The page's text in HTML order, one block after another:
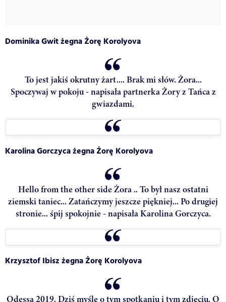
Dominika Gwitżegna Żorę Korolyova
To jest jakiś okrutny żart.... Brak mi słów. Żora...
Spoczywaj w pokoju - napisała partnerka Żory z Tańca z
gwiazdami.
Karolina Gorczycażegna Żorę Korolyova
Hello from the other side Żora .. To był nasz ostatni
ziemski taniec... Zatańczymy jeszcze piękniej... Po drugiej
stronie... śpij spokojnie - napisała Karolina Gorczyca.
Krzysztof Ibisz żegna Żorę Korolyova
Odessa 2019. Dziś myślę o tym spotkaniu i tym zdjęciu. O